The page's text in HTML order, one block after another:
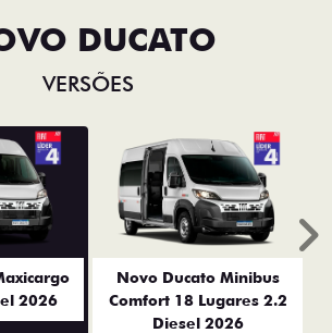
DUCATO
VERSÕES
2026
Novo Ducato Minibus
Comfort 18 Lugares 2.2
Diesel 2026